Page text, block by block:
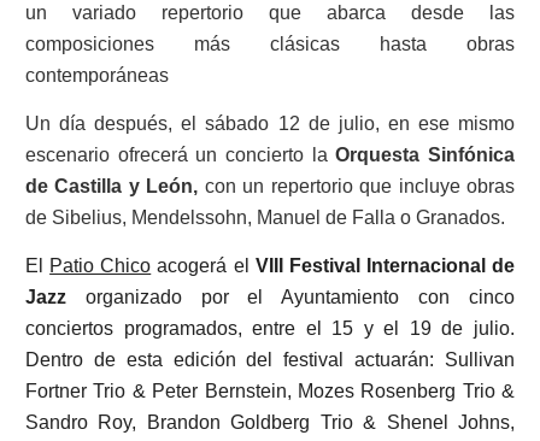
un variado repertorio que abarca desde las
composiciones más clásicas hasta obras
contemporáneas
Un día después, el sábado 12 de julio, en ese mismo
escenario ofrecerá un concierto laOrquesta Sinfónica
de Castilla y León, con un repertorio que incluye obras
de Sibelius, Mendelssohn, Manuel de Falla o Granados.
El Patio Chico acogerá el VIII Festival Internacional de
Jazz organizado por el Ayuntamiento con cinco
conciertos programados, entre el 15 y el 19 de julio.
Dentro de esta edición del festival actuarán: Sullivan
Fortner Trio & Peter Bernstein, Mozes Rosenberg Trio &
Sandro Roy, Brandon Goldberg Trio & Shenel Johns,